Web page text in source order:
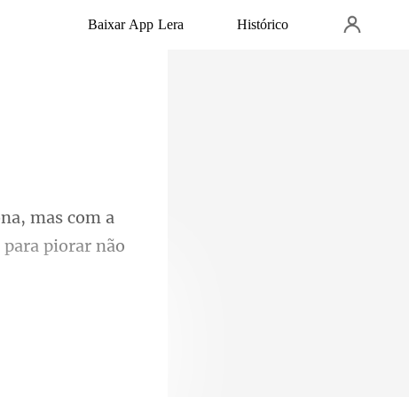
Baixar App Lera Histórico
com a